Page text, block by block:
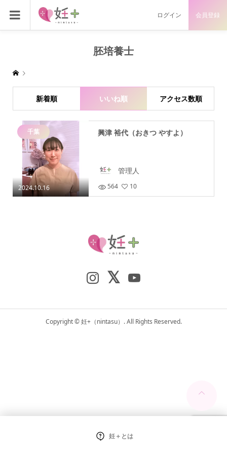
ログイン 会員登録
胚培養士
新着順 いいね順 アクセス数順
2024.10.16
千葉 興津 裕代（おきつ やすよ）
管理人
564 10
Copyright ©妊+（nintasu）. All Rights Reserved.
妊＋とは